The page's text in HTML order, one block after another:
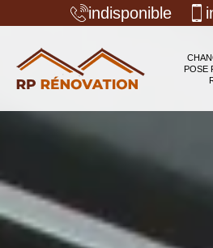
indisponible
POSE